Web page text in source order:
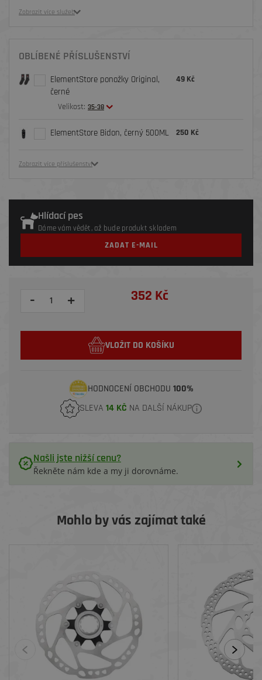
Zobrazit více služeb
OBLÍBENÉ PŘÍSLUŠENSTVÍ
ElementStore ponožky Original,
černé
Velikost: 35-38
49 Kč
ElementStore Bidon, černý 500ML 250 Kč
Zobrazit více příslušenství
Hlídací pes
Dáme vám vědět, až bude produkt skladem
ZADAT E-MAIL
- + 352 Kč
VLOŽIT DO KOŠÍKU
HODNOCENÍ OBCHODU 100%
SLEVA 14 KČ NA DALŠÍ NÁKUP
Našli jste nižší cenu?
Řekněte nám kde a my ji dorovnáme.
Mohlo by vás zajímat také